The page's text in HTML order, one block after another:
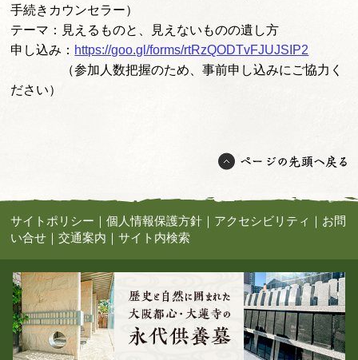
手続きカウンセラー）
テーマ：見えるものと、見えないものの遺し方
申し込み： https://goo.gl/forms/rtRzQODTvFJUJSIP2
（参加人数把握のため、事前申し込みにご協力く
ださい）
サイトポリシー ｜個人情報保護方針 ｜ アクセシビリティ ｜ お問
い合せ ｜交通案内 ｜サイト内検索